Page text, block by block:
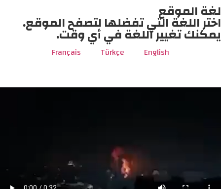
لغة الموقع
اختر اللغة التي تفضلها لتصفح الموقع.
يمكنك تغيير اللغة في أي وقت.
English
Türkçe
Français